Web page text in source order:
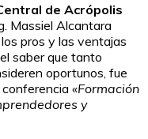
de Acrópolis
Massiel Alcantara
pros y las ventajas
saber que tanto
oportunos, fue
«Formación
y